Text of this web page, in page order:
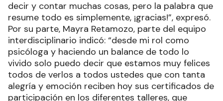
decir y contar muchas cosas, pero la palabra que
resume todo es simplemente, ¡gracias!”, expresó.
Por su parte, Mayra Retamozo, parte del equipo
interdisciplinario indicó: “desde mi rol como
psicóloga y haciendo un balance de todo lo
vivido solo puedo decir que estamos muy felices
todos de verlos a todos ustedes que con tanta
alegría y emoción reciben hoy sus certificados de
participación en los diferentes talleres, que